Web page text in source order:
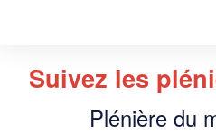
Suivez les
Plénière du